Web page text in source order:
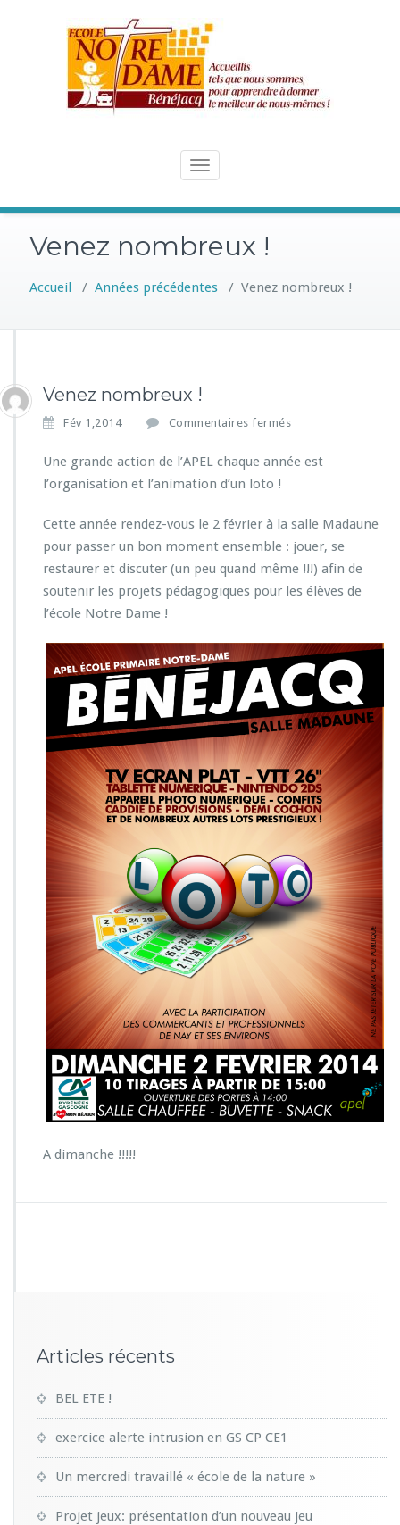
Toggle
Venez nombreux !
Accueil / Années précédentes / Venez nombreux !
Venez nombreux !
Fév 1,2014 Commentaires fermés
r
e
z
n
m
e
u
x
!
Une grande action de l’APEL chaque année est
l’organisation et l’animation d’un loto !
Cette année rendez-vous le 2 février à la salle Madaune
pour passer un bon moment ensemble : jouer, se
restaurer et discuter (un peu quand même !!!) afin de
soutenir les projets pédagogiques pour les élèves de
l’école Notre Dame !
A dimanche !!!!!
Articles récents
BEL ETE !
exercice alerte intrusion en GS CP CE1
Un mercredi travaillé « école de la nature »
Projet jeux: présentation d’un nouveau jeu